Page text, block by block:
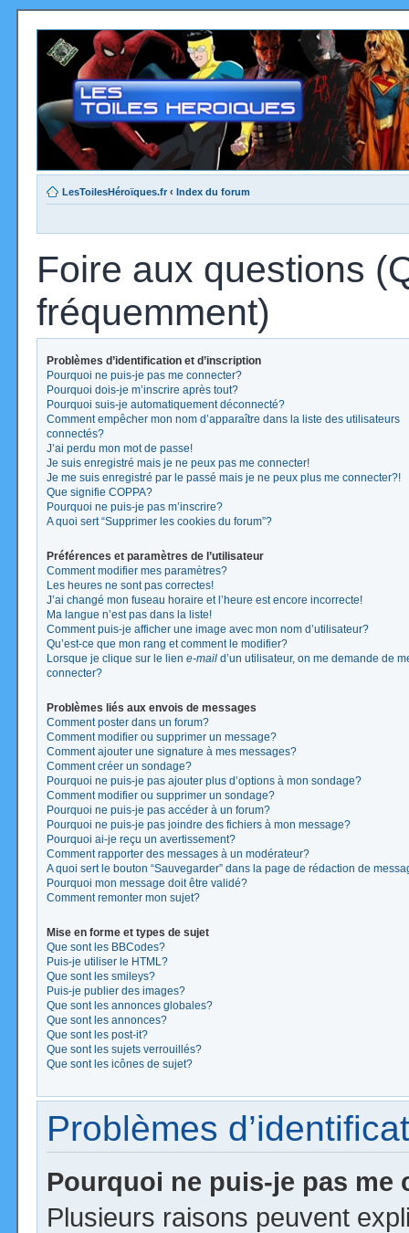
LesToilesHéroïques.fr ‹ Index du forum
Foire aux questions
fréquemment)
Problèmes d’identification et d’inscription
Pourquoi ne puis-je pas me connecter?
Pourquoi dois-je m’inscrire après tout?
Pourquoi suis-je automatiquement déconnecté?
Comment empêcher mon nom d’apparaître dans la liste des utilisateurs
connectés?
J’ai perdu mon mot de passe!
Je suis enregistré mais je ne peux pas me connecter!
Je me suis enregistré par le passé mais je ne peux plus me connecter?!
Que signifie COPPA?
Pourquoi ne puis-je pas m’inscrire?
A quoi sert “Supprimer les cookies du forum”?
Préférences et paramètres de l’utilisateur
Comment modifier mes paramètres?
Les heures ne sont pas correctes!
J’ai changé mon fuseau horaire et l’heure est encore incorrecte!
Ma langue n’est pas dans la liste!
Comment puis-je afficher une image avec mon nom d’utilisateur?
Qu’est-ce que mon rang et comment le modifier?
Lorsque je clique sur le lien e-mail d’un utilisateur, on me demande de
connecter?
Problèmes liés aux envois de messages
Comment poster dans un forum?
Comment modifier ou supprimer un message?
Comment ajouter une signature à mes messages?
Comment créer un sondage?
Pourquoi ne puis-je pas ajouter plus d’options à mon sondage?
Comment modifier ou supprimer un sondage?
Pourquoi ne puis-je pas accéder à un forum?
Pourquoi ne puis-je pas joindre des fichiers à mon message?
Pourquoi ai-je reçu un avertissement?
Comment rapporter des messages à un modérateur?
A quoi sert le bouton “Sauvegarder” dans la page de rédaction de
Pourquoi mon message doit être validé?
Comment remonter mon sujet?
Mise en forme et types de sujet
Que sont les BBCodes?
Puis-je utiliser le HTML?
Que sont les smileys?
Puis-je publier des images?
Que sont les annonces globales?
Que sont les annonces?
Que sont les post-it?
Que sont les sujets verrouillés?
Que sont les icônes de sujet?
Problèmes
Pourquoi ne puis-je pas me
Plusieurs raisons peuvent